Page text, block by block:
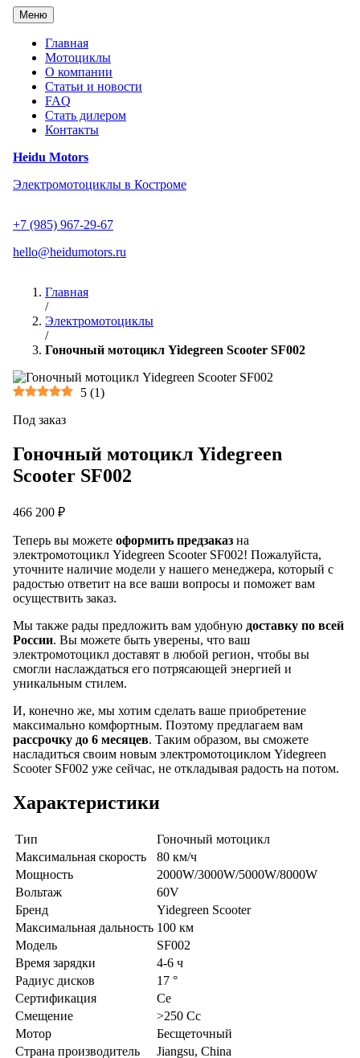
Перейти
содержанию
Heidu Motors
Электромотоциклы в Костроме
+7 (985) 967-29-67
hello@heidumotors.ru
Меню
Главная
Мотоциклы
О компании
Статьи и новости
FAQ
Стать дилером
Контакты
Главная
/
Электромотоциклы
/
Гоночный мотоцикл Yidegreen Scooter SF002
5 (1)
Под заказ
Гоночный мотоцикл Yidegreen
Scooter SF002
466 200 ₽
Теперь вы можете оформить предзаказ на
электромотоцикл Yidegreen Scooter SF002! Пожалуйста,
уточните наличие модели у нашего менеджера, который с
радостью ответит на все ваши вопросы и поможет вам
осуществить заказ.
Мы также рады предложить вам удобную доставку по всей
России. Вы можете быть уверены, что ваш
электромотоцикл доставят в любой регион, чтобы вы
смогли наслаждаться его потрясающей энергией и
уникальным стилем.
И, конечно же, мы хотим сделать ваше приобретение
максимально комфортным. Поэтому предлагаем вам
рассрочку до 6 месяцев. Таким образом, вы сможете
насладиться своим новым электромотоциклом Yidegreen
Scooter SF002 уже сейчас, не откладывая радость на потом.
Характеристики
Тип
Гоночный мотоцикл
Максимальная скорость
80 км/ч
Мощность
2000W/3000W/5000W/8000W
Вольтаж
60V
Бренд
Yidegreen Scooter
Максимальная дальность 100 км
Модель
SF002
Время зарядки
4-6 ч
Радиус дисков
17 °
Сертификация
Ce
Смещение
>250 Cc
Мотор
Бесщеточный
Страна производитель
Jiangsu, China